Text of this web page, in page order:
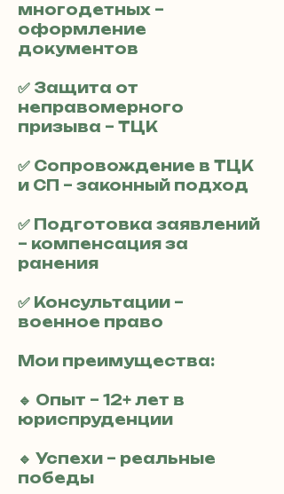
многодетных –
оформление
документов
✅ Защита от
неправомерного
призыва – ТЦК
✅ Сопровождение в ТЦК
и СП – законный подход
✅ Подготовка заявлений
– компенсация за
ранения
✅ Консультации –
военное право
Мои преимущества:
🔹 Опыт – 12+ лет в
юриспруденции
🔹 Успехи – реальные
победы